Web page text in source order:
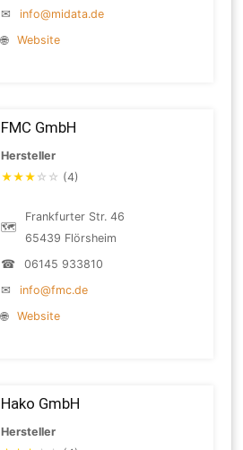
✉
info@midata.de
🌐
Website
FMC GmbH
Hersteller
★★★ ☆ ☆ (4)
🗺
Frankfurter Str. 46
65439 Flörsheim
☎
06145 933810
✉
info@fmc.de
🌐
Website
Hako GmbH
Hersteller